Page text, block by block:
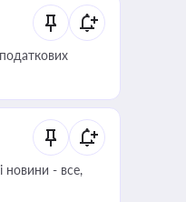
новини - все,